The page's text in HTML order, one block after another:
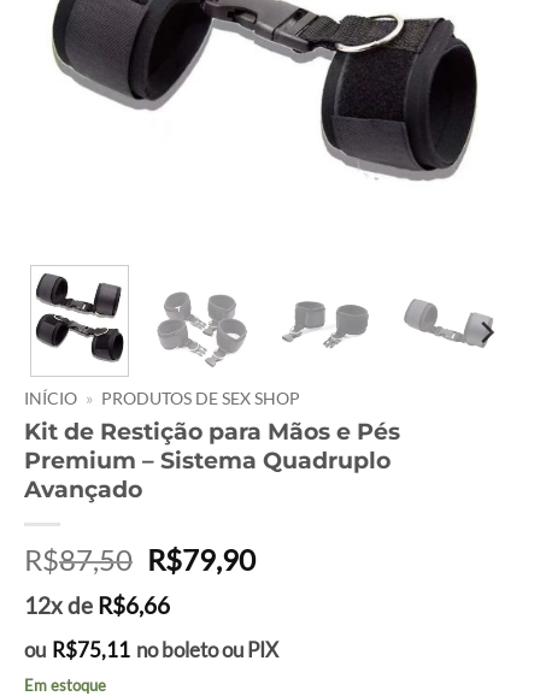
INÍCIO » PRODUTOS DE SEX SHOP
Kit de Restição para Mãos e Pés
Premium – Sistema Quadruplo
Avançado
R$87,50 O
preço
original
era:
R$79,90O
é:
12x de R$6,66
ou R$75,11 no boleto ou PIX
Em estoque